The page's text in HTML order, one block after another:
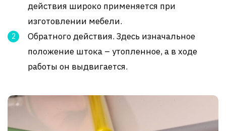
действия широко применяется при
изготовлении мебели.
Обратного действия. Здесь изначальное
положение штока – утопленное, а в ходе
работы он выдвигается.